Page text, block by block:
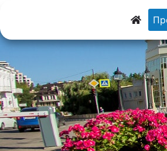
8
8